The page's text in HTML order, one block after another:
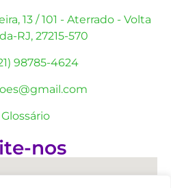
13 / 101 - Aterrado - Volta
RJ, 27215-570
98785-4624
Glossário
nos